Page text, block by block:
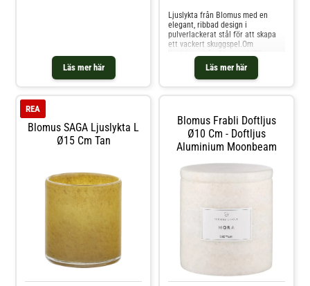
Läs mer här Läs mer här
Ljuslykta från Blomus med en
elegant, ribbad design i
pulverlackerat stål för att skapa
ett vackert skuggspel.Om
uppskattas för den dekorativa
designen.- Gjord av stål. Shoppa
Ljusstakar och mer Ljusstakar &
Blomus SAGA Ljuslykta L
Ø15 Cm Tan
REA
Blomus Frabli Doftljus
Ø10 Cm - Doftljus
Aluminium Moonbeam